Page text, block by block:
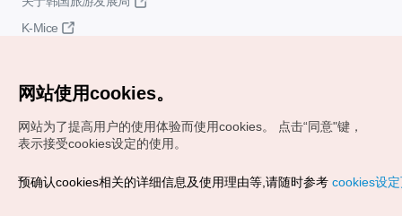
K-Mice
Copyrights (c) 韩国旅游发展局版权所有
网站使用cookies。
网站为了提高用户的使用体验而使用cookies。
点击“同意"键，
表示接受cookies设定的使用。
预确认cookies相关的详细信息及使用理由等,请随时参考 cookies设